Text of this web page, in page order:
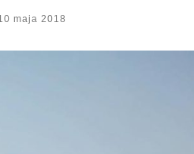
maja 2018